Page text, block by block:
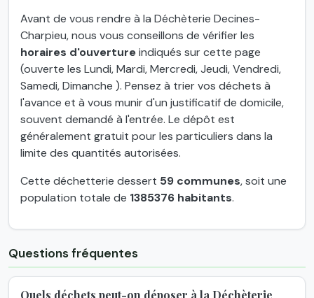
Avant de vous rendre à la Déchèterie Decines-
Charpieu, nous vous conseillons de vérifier les
horaires d'ouvertureindiqués sur cette page
(ouverte les Lundi, Mardi, Mercredi, Jeudi, Vendredi,
Samedi, Dimanche ). Pensez à trier vos déchets à
l'avance et à vous munir d'un justificatif de domicile,
souvent demandé à l'entrée. Le dépôt est
généralement gratuit pour les particuliers dans la
limite des quantités autorisées.
Cette déchetterie dessert 59 communes, soit une
population totale de 1385376 habitants.
Questions fréquentes
Quels déchets peut-on déposer à la Déchèterie